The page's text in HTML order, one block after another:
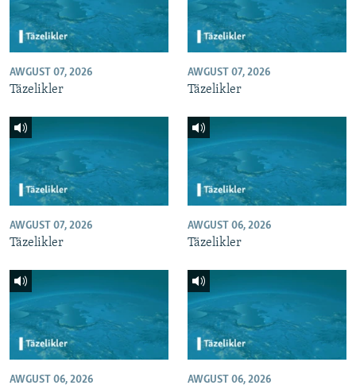
AWGUST 07, 2026
Täzelikler
AWGUST 07, 2026
Täzelikler
AWGUST 07, 2026
Täzelikler
AWGUST 06, 2026
Täzelikler
AWGUST 06, 2026 AWGUST 06, 2026